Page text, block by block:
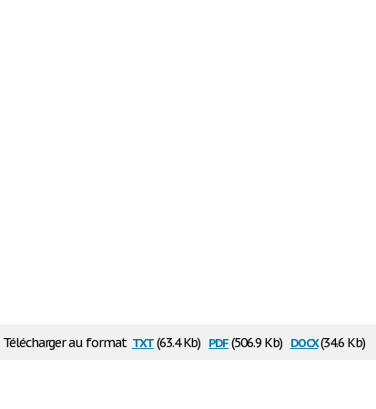
Télécharger au format txt(63.4 Kb) pdf(506.9 Kb) docx(34.6 Kb)